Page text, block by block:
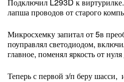
лапша проводов от старого
Микросхемку запитал от 5в
поуправлял светодиодом,
главное, поменял яркость от
Теперь с первой з/п беру шасси,